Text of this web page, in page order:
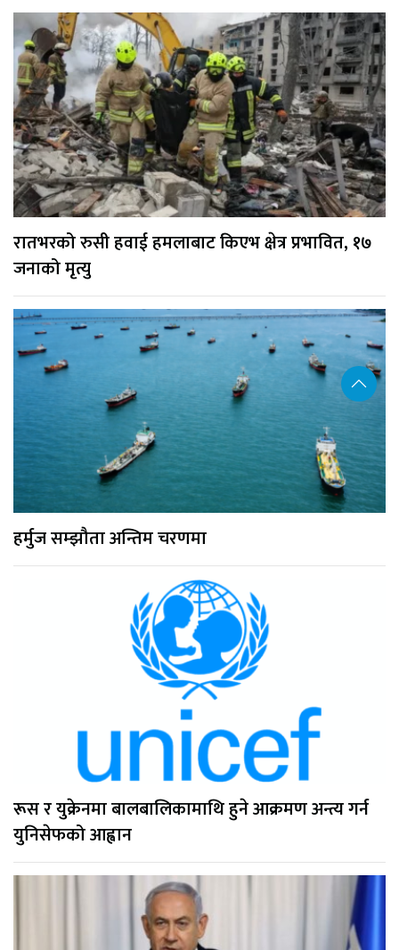
रातभरको रुसी हवाई हमलाबाट किएभ क्षेत्र प्रभावित, १७
जनाको मृत्यु
हर्मुज सम्झौता अन्तिम चरणमा
रूस र युक्रेनमा बालबालिकामाथि हुने आक्रमण अन्त्य गर्न
युनिसेफको आह्वान